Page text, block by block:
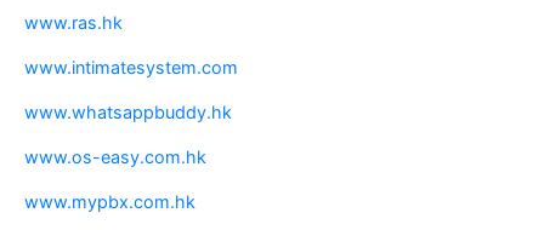
www.ras.hk
www.intimatesystem.com
www.whatsappbuddy.hk
www.os-easy.com.hk
www.mypbx.com.hk